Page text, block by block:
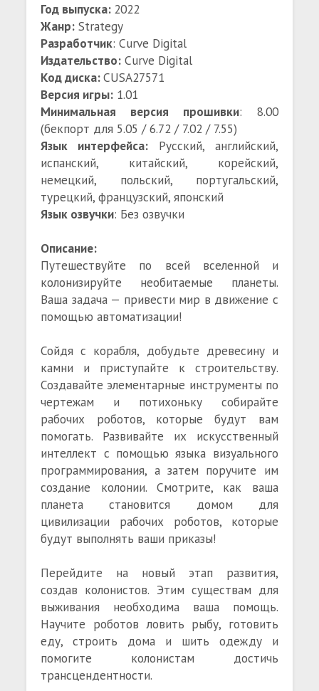
Год выпуска: 2022
Жанр: Strategy
Разработчик: Curve Digital
Издательство: Curve Digital
Код диска:CUSA27571
Версия игры: 1.01
Минимальная версия прошивки: 8.00
(бекпорт для 5.05 / 6.72 / 7.02 / 7.55)
Язык интерфейса: Русский, английский,
испанский, китайский, корейский,
немецкий, польский, португальский,
турецкий, французский, японский
Язык озвучки: Без озвучки
Описание:
Путешествуйте по всей вселенной и
колонизируйте необитаемые планеты.
Ваша задача — привести мир в движение с
помощью автоматизации!
Сойдя с корабля, добудьте древесину и
камни и приступайте к строительству.
Создавайте элементарные инструменты по
чертежам и потихоньку собирайте
рабочих роботов, которые будут вам
помогать. Развивайте их искусственный
интеллект с помощью языка визуального
программирования, а затем поручите им
создание колонии. Смотрите, как ваша
планета становится домом для
цивилизации рабочих роботов, которые
будут выполнять ваши приказы!
Перейдите на новый этап развития,
создав колонистов. Этим существам для
выживания необходима ваша помощь.
Научите роботов ловить рыбу, готовить
еду, строить дома и шить одежду и
помогите колонистам достичь
трансцендентности.